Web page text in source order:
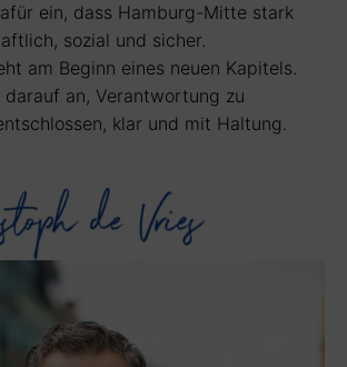
ein, dass Hamburg-Mitte stark
sozial und sicher.
am Beginn eines neuen Kapitels.
an, Verantwortung zu
klar und mit Haltung.